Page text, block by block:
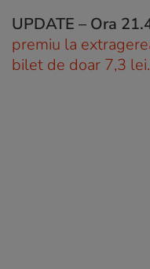
UPDATE – Ora
premiu la
bilet de doar 7,3 lei.